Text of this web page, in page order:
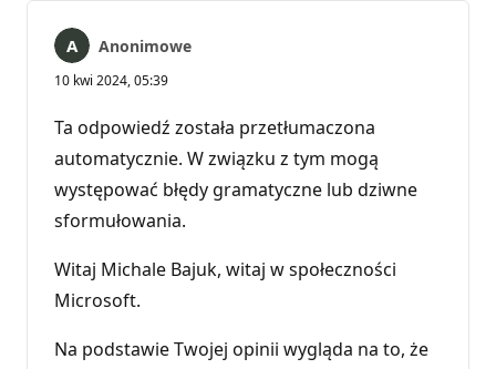
Anonimowe
10 kwi 2024, 05:39
Ta odpowiedź została przetłumaczona
automatycznie. W związku z tym mogą
występować błędy gramatyczne lub dziwne
sformułowania.
Witaj Michale Bajuk, witaj w społeczności
Microsoft.
Na podstawie Twojej opinii wygląda na to, że